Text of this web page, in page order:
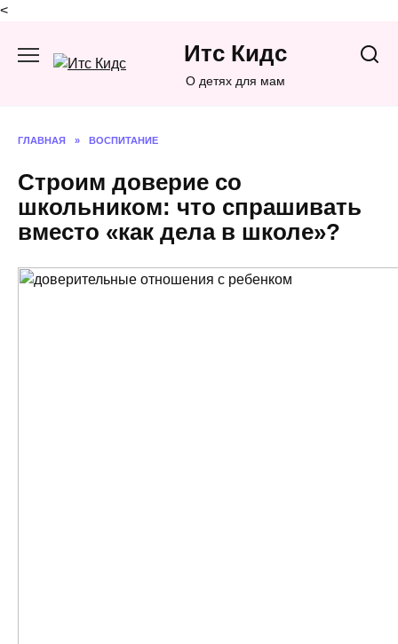
<
содержанию
Итс Кидс
О детях для мам
ГЛАВНАЯ » ВОСПИТАНИЕ
Строим доверие со
школьником: что спрашивать
вместо «как дела в школе»?